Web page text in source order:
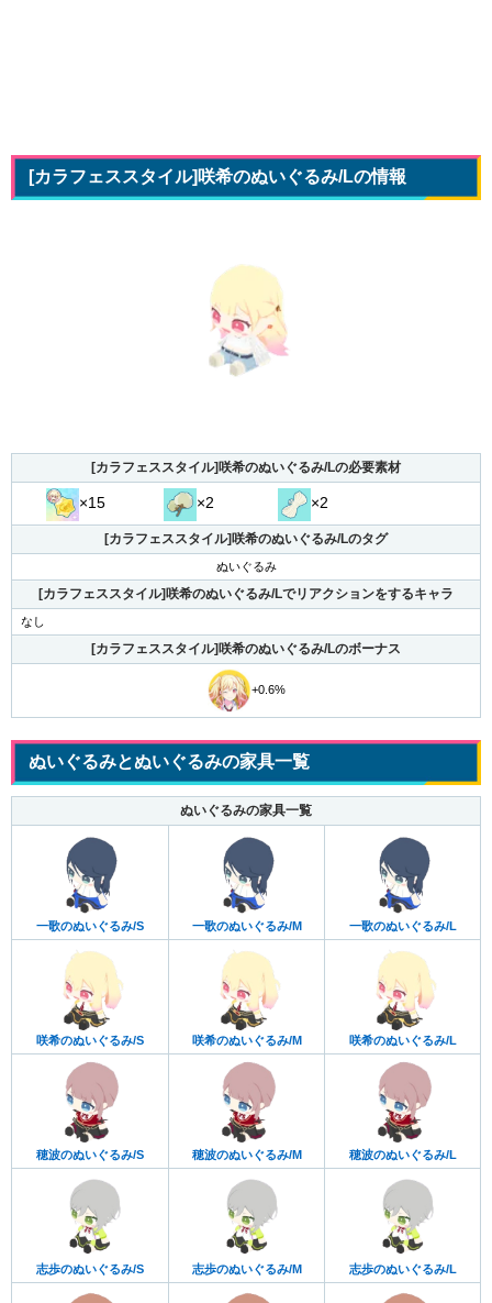
[カラフェススタイル]咲希のぬいぐるみ/Lの情報
[カラフェススタイル]咲希のぬいぐるみ/Lの必要素材
×15 ×2 ×2
[カラフェススタイル]咲希のぬいぐるみ/Lのタグ
ぬいぐるみ
[カラフェススタイル]咲希のぬいぐるみ/Lでリアクションをするキャラ
なし
[カラフェススタイル]咲希のぬいぐるみ/Lのボーナス
+0.6%
ぬいぐるみとぬいぐるみの家具一覧
ぬいぐるみの家具一覧
一歌のぬいぐるみ/S 一歌のぬいぐるみ/M 一歌のぬいぐるみ/L
咲希のぬいぐるみ/S 咲希のぬいぐるみ/M 咲希のぬいぐるみ/L
穂波のぬいぐるみ/S 穂波のぬいぐるみ/M 穂波のぬいぐるみ/L
志歩のぬいぐるみ/S 志歩のぬいぐるみ/M 志歩のぬいぐるみ/L